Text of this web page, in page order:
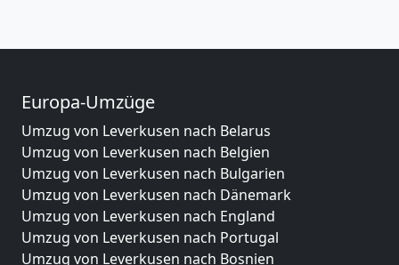
Europa-Umzüge
Umzug von Leverkusen nach Belarus
Umzug von Leverkusen nach Belgien
Umzug von Leverkusen nach Bulgarien
Umzug von Leverkusen nach Dänemark
Umzug von Leverkusen nach England
Umzug von Leverkusen nach Portugal
Umzug von Leverkusen nach Bosnien